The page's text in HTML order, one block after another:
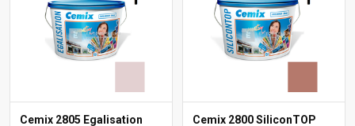
Cemix 2805 Egalisation
Cemix 2800 SiliconTOP